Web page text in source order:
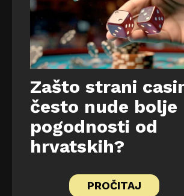
Zašto strani
često nude bolje
pogodnosti od
hrvatskih?
PROČITAJ